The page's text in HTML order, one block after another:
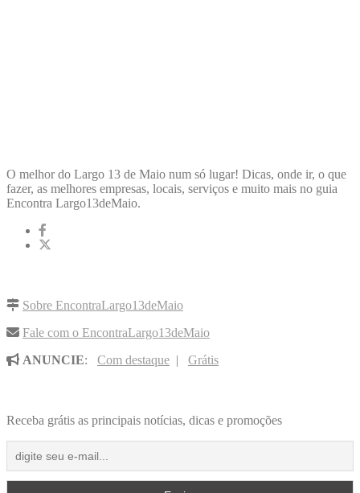
O melhor do Largo 13 de Maio num só lugar! Dicas, onde ir, o que
fazer, as melhores empresas, locais, serviços e muito mais no guia
Encontra Largo13deMaio.
Sobre EncontraLargo13deMaio
Fale com o EncontraLargo13deMaio
ANUNCIE: Com destaque | Grátis
Receba grátis as principais notícias, dicas e promoções